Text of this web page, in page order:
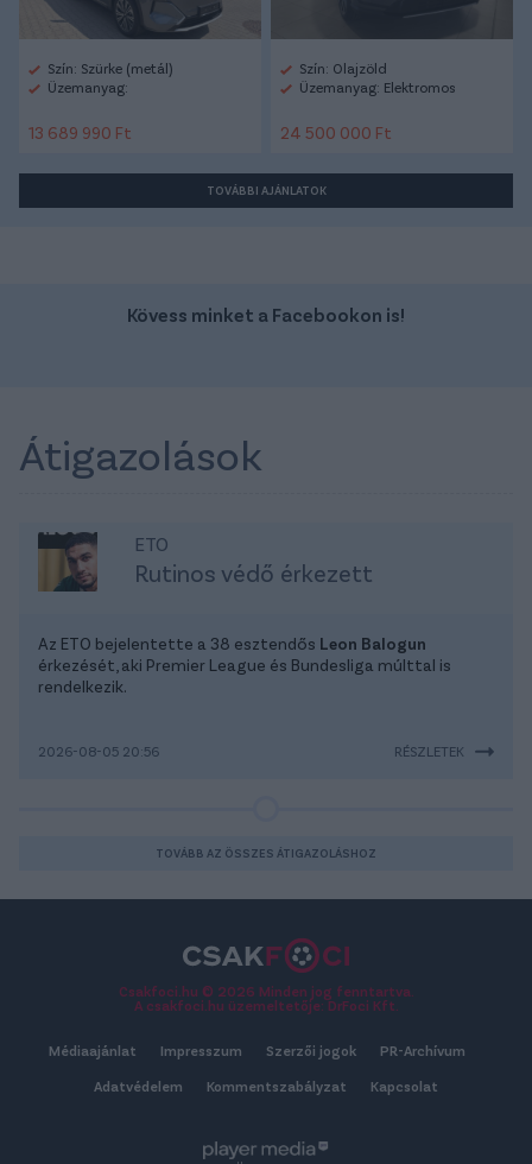
Szín: Szürke (metál)
Üzemanyag:
13 689 990 Ft
Szín: Olajzöld
Üzemanyag: Elektromos
24 500 000 Ft
TOVÁBBI AJÁNLATOK
Kövess minket a Facebookon is!
Átigazolások
ETO
Rutinos védő érkezett
Az ETO bejelentette a 38 esztendős Leon Balogun
érkezését, aki Premier League és Bundesliga múlttal is
rendelkezik.
2026-08-05 20:56 RÉSZLETEK
TOVÁBB AZ ÖSSZES ÁTIGAZOLÁSHOZ
Csakfoci.hu © 2026 Minden jog fenntartva.
A csakfoci.hu üzemeltetője: DrFoci Kft.
Médiaajánlat Impresszum Szerzői jogok PR-Archívum
Adatvédelem Kommentszabályzat Kapcsolat